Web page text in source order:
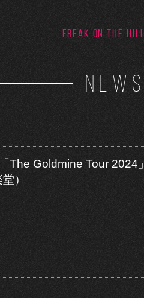
FREAK ON THE HILL
NEWS
The Goldmine Tour 2024」
）